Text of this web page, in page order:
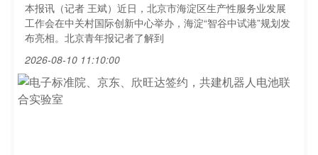
本报讯（记者 王斌）近日，北京市海淀区生产性服务业发展
工作会在中关村国际创新中心举办，海淀“智谷中试港”规划发
布亮相。北京青年报记者了解到
2026-08-10 11:10:00